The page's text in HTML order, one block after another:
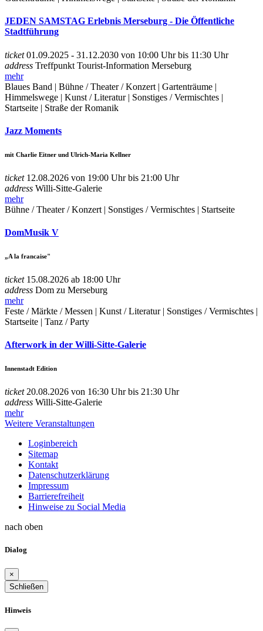
JEDEN SAMSTAG Erlebnis Merseburg - Die Öffentliche
Stadtführung
ticket01.09.2025 - 31.12.2030 von 10:00 Uhr bis 11:30 Uhr
address Treffpunkt Tourist-Information Merseburg
mehr
Blaues Band | Bühne / Theater / Konzert | Gartenträume |
Himmelswege | Kunst / Literatur | Sonstiges / Vermischtes |
Startseite | Straße der Romanik
Jazz Moments
mit Charlie Eitner und Ulrich-Maria Kellner
ticket12.08.2026 von 19:00 Uhr bis 21:00 Uhr
address Willi-Sitte-Galerie
mehr
Bühne / Theater / Konzert | Sonstiges / Vermischtes | Startseite
DomMusik V
„A la francaise"
ticket15.08.2026 ab 18:00 Uhr
address Dom zu Merseburg
mehr
Feste / Märkte / Messen | Kunst / Literatur | Sonstiges / Vermischtes |
Startseite | Tanz / Party
Afterwork in der Willi-Sitte-Galerie
Innenstadt Edition
ticket20.08.2026 von 16:30 Uhr bis 21:30 Uhr
address Willi-Sitte-Galerie
mehr
Weitere Veranstaltungen
Loginbereich
Sitemap
Kontakt
Datenschutzerklärung
Impressum
Barrierefreiheit
Hinweise zu Social Media
nach oben
Dialog
×
Schließen
Hinweis